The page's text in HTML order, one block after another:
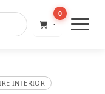
0
INTERIOR